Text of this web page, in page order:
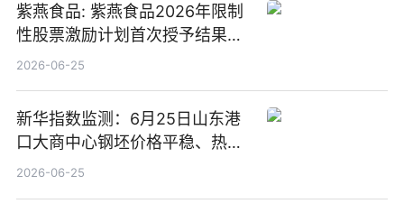
紫燕食品: 紫燕食品2026年限制
性股票激励计划首次授予结果公
告-微资讯
2026-06-25
新华指数监测：6月25日山东港
口大商中心钢坯价格平稳、热轧
C料价格微幅下跌
2026-06-25